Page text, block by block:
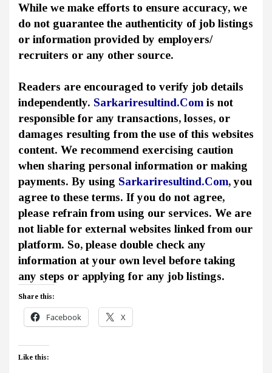
While we make efforts to ensure accuracy, we
do not guarantee the authenticity of job listings
or information provided by employers/
recruiters or any other source.
Readers are encouraged to verify job details
independently. Sarkariresultind.Com is not
responsible for any transactions, losses, or
damages resulting from the use of this websites
content. We recommend exercising caution
when sharing personal information or making
payments. By using Sarkariresultind.Com, you
agree to these terms. If you do not agree,
please refrain from using our services. We are
not liable for external websites linked from our
platform. So, please double check any
information at your own level before taking
any steps or applying for any job listings.
Share this:
Facebook X
Like this: